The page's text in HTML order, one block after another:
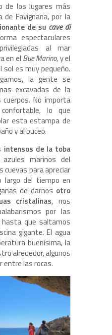
de los lugares más
Favignana, por la
de su cave di
espectaculares
al mar
en el Bue Marino, y el
es muy pequeño.
la gente se
excavadas de la
No importa
lo que
esta estampa de
y al buceo.
intensos de la toba
marinos del
cuevas para apreciar
largo del tiempo en
de darnos otro
cristalinas, nos
por las
que saltamos
gigante. El agua
buenísima, la
alrededor, algunos
entre las rocas.